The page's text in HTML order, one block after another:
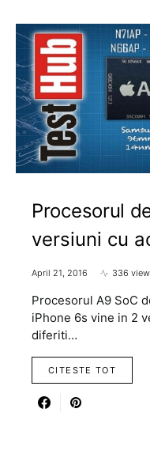
Procesorul
versiuni cu
April 21, 2016 336
Procesorul A9 SoC
iPhone 6s vine in 2
diferiti…
CITESTE TOT